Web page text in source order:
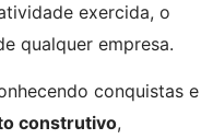
exercida, o
qualquer empresa.
conquistas e
construtivo,